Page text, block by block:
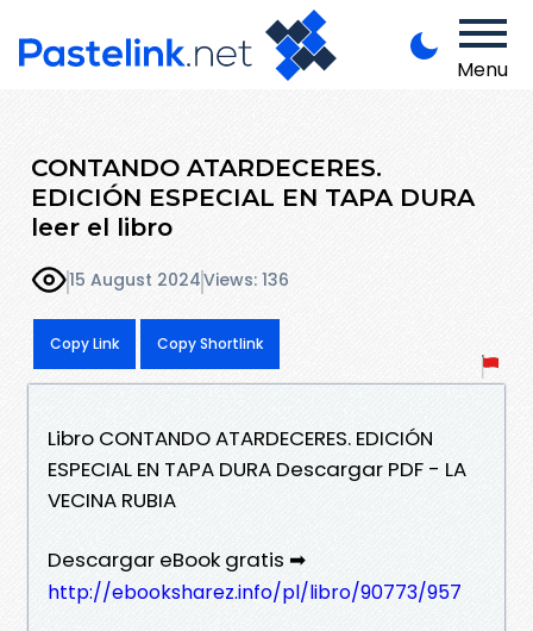
Menu
CONTANDO ATARDECERES.
EDICIÓN ESPECIAL EN TAPA DURA
leer el libro
15 August 2024Views: 136
Copy Link Copy Shortlink
Libro CONTANDO ATARDECERES. EDICIÓN
ESPECIAL EN TAPA DURA Descargar PDF - LA
VECINA RUBIA
Descargar eBook gratis ➡
http://ebooksharez.info/pl/libro/90773/957